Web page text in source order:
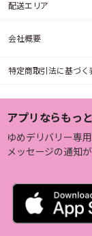
配送エリア
会社概要
特定商取引法に基づく
アプリならもっ
ゆめデリバリー専用
メッセージの通知